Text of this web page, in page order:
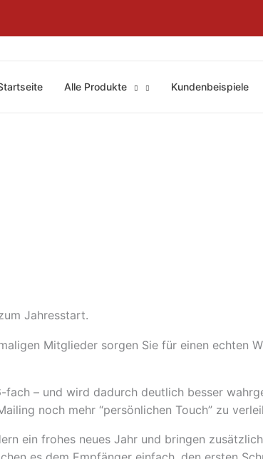
Alle Produkte Kundenbeispiele
Jahresstart.
Mitglieder sorgen Sie für einen echten
– und wird dadurch deutlich besser
noch mehr “persönlichen Touch” zu
ein frohes neues Jahr und bringen